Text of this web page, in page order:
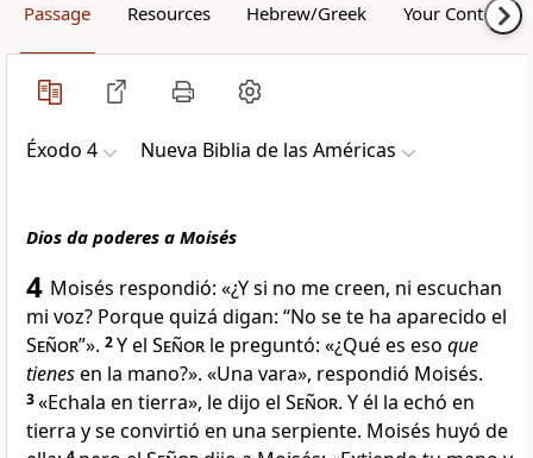
Passage Resources Hebrew/Greek Your Content
Éxodo 4 Nueva Biblia de las Américas
Dios da poderes a Moisés
4 Moisés respondió: «¿Y si no me creen, ni escuchan
mi voz? Porque quizá digan: “No se te ha aparecido el
Señor”». 2Y el Señor le preguntó: «¿Qué es eso que
tienesen la mano?». «Una vara», respondió Moisés.
3«Echala en tierra», le dijo el Señor. Y él la echó en
tierra y se convirtió en una serpiente. Moisés huyó de